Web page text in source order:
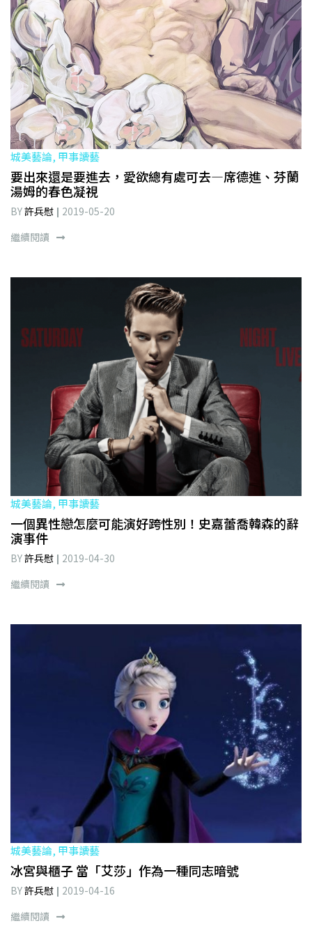
城美藝論, 甲事讀藝
要出來還是要進去，愛欲總有處可去—席德進、芬蘭
湯姆的春色凝視
BY許兵慰
2019-05-20
繼續閱讀
城美藝論, 甲事讀藝
一個異性戀怎麼可能演好跨性別！史嘉蕾喬韓森的辭
演事件
BY許兵慰
2019-04-30
繼續閱讀
城美藝論, 甲事讀藝
冰宮與櫃子 當「艾莎」作為一種同志暗號
BY許兵慰
2019-04-16
繼續閱讀